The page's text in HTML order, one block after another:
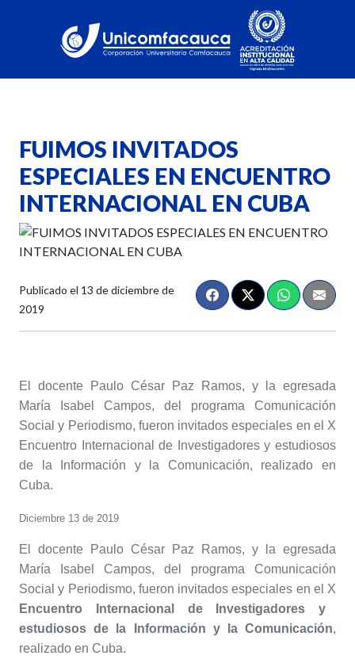
FUIMOS INVITADOS
ESPECIALES EN ENCUENTRO
INTERNACIONAL EN CUBA
Publicado el 13 de diciembre de
2019
El docente Paulo César Paz Ramos, y la egresada
María Isabel Campos, del programa Comunicación
Social y Periodismo, fueron invitados especiales en el X
Encuentro Internacional de Investigadores y estudiosos
de la Información y la Comunicación, realizado en
Cuba.
Diciembre 13 de 2019
El docente Paulo César Paz Ramos, y la egresada
María Isabel Campos, del programa Comunicación
Social y Periodismo, fueron invitados especiales en el X
Encuentro Internacional de Investigadores y
estudiosos de la Información y la Comunicación,
realizado en Cuba.